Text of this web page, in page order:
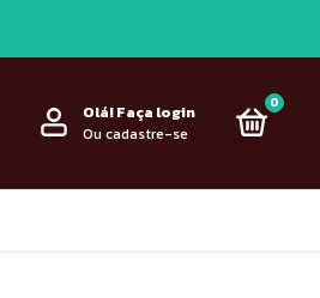
Olá!Faça login
Ou cadastre-se
0